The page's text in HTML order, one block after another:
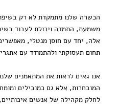
הכשרה שלנו מתמקדת לא רק
משמעת, התמדה ויכולת לעבוד
אלה, יחד עם חוסן מנטלי,
תחום תעסוקתי ולהתמודד עם
אנו גאים לראות את המתאמנים
המובחרות, אלא גם כמובילים
לחלק מקהילה של אנשים